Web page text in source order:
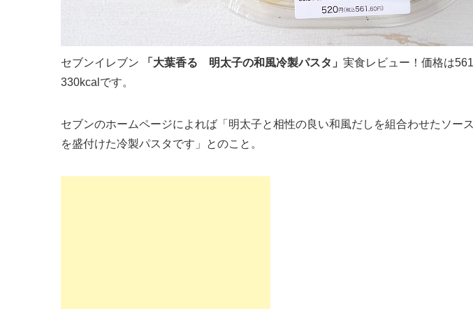
セブンイレブン 「大葉香る 明太子の和風冷製パスタ」 実食レビュー！価格は
330kcalです。
セブンのホームページによれば「明太子と相性の良い和風だしを組合わせたソー
を盛付けた冷製パスタです」とのこと。